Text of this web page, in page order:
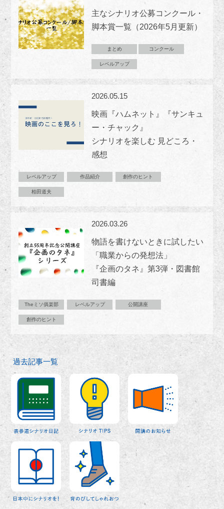
主なシナリオ公募コンクール・
脚本賞一覧（2026年5月更新）
まとめ コンクール
レベルアップ
2026.05.15
映画『ハムネット』『サンキュ
ー・チャック』
シナリオを楽しむ 見どころ・
感想
レベルアップ 作品紹介 創作のヒント
柏田道夫
2026.03.26
物語を書けないときに試したい
「職業からの発想法」
『企画のタネ』第3弾・図書館
司書編
Theミソ俱楽部 レベルアップ 公開講座
創作のヒント
過去記事一覧